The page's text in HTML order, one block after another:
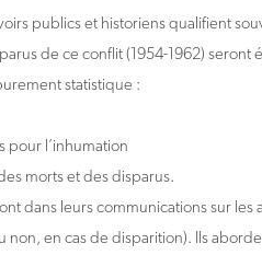
publics et historiens qualifient
de ce conflit (1954-1962) seront
statistique :
l’inhumation
morts et des disparus.
dans leurs communications sur
non, en cas de disparition). Ils